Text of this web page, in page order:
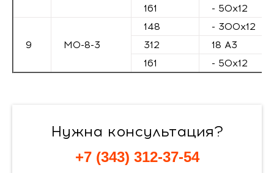
161
- 50х12
9 М0-8-3
148
- 300х12
312
18 А3
161
- 50х12
Нужна консультация?
+7 (343) 312-37-54